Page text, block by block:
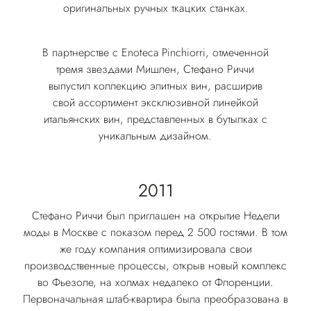
оригинальных ручных ткацких станках.
В партнерстве с Enoteca Pinchiorri, отмеченной
тремя звездами Мишлен, Стефано Риччи
выпустил коллекцию элитных вин, расширив
свой ассортимент эксклюзивной линейкой
итальянских вин, представленных в бутылках с
уникальным дизайном.
2011
Стефано Риччи был приглашен на открытие Недели
моды в Москве с показом перед 2 500 гостями. В том
же году компания оптимизировала свои
производственные процессы, открыв новый комплекс
во Фьезоле, на холмах недалеко от Флоренции.
Первоначальная штаб-квартира была преобразована в